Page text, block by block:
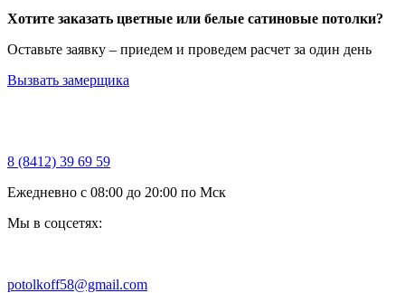
Хотите заказать цветные или белые сатиновые потолки?
Оставьте заявку – приедем и проведем расчет за один день
Вызвать замерщика
8 (8412) 39 69 59
Ежедневно с 08:00 до 20:00 по Мск
Мы в соцсетях:
potolkoff58@gmail.com